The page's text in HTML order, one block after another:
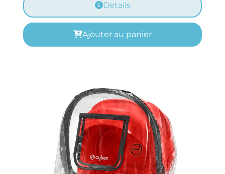
Details
Ajouter au panier